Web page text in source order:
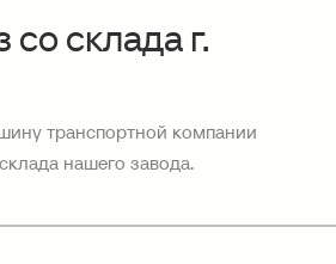
склада г.
транспортной компании
нашего завода.